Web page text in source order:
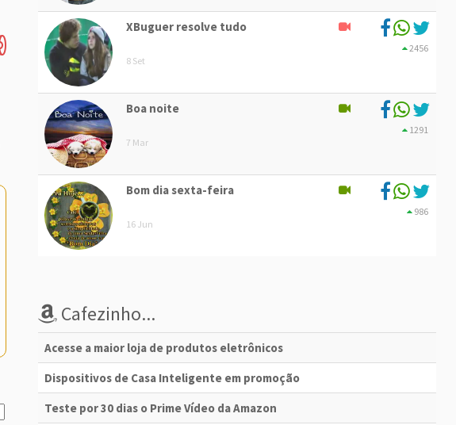
XBuguer resolve tudo
8 Set
2456
Boa noite
7 Mar
1291
Bom dia sexta-feira
16 Jun
986
Cafezinho...
Acesse a maior loja de produtos eletrônicos
Dispositivos de Casa Inteligente em promoção
Teste por 30 dias o Prime Vídeo da Amazon